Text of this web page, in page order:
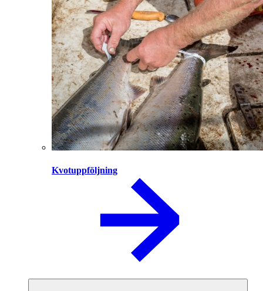
Kvotuppföljning